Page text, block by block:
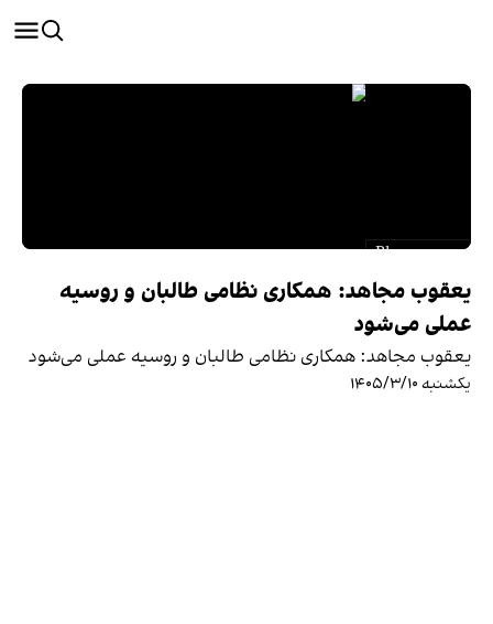
یعقوب مجاهد: همکاری نظامی طالبان و روسیه
عملی می‌شود
یعقوب مجاهد: همکاری نظامی طالبان و روسیه عملی می‌شود
یکشنبه ۱۴۰۵/۳/۱۰